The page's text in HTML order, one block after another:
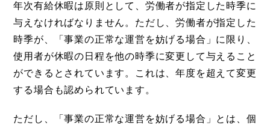
年次有給休暇は原則として、労働者が指定した時季に
与えなければなりません。ただし、労働者が指定した
時季が、「事業の正常な運営を妨げる場合」に限り、
使用者が休暇の日程を他の時季に変更して与えること
ができるとされています。これは、年度を超えて変更
する場合も認められています。
ただし、「事業の正常な運営を妨げる場合」とは、個